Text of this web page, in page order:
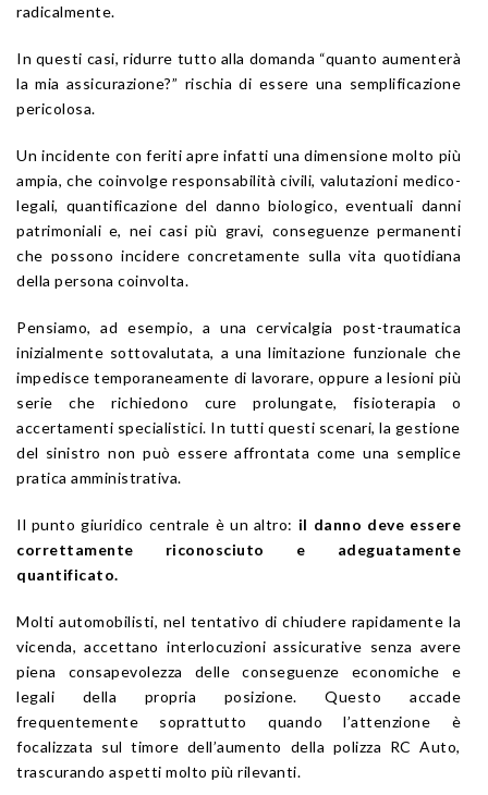
radicalmente.
In questi casi, ridurre tutto alla domanda “quanto aumenterà
la mia assicurazione?” rischia di essere una semplificazione
pericolosa.
Un incidente con feriti apre infatti una dimensione molto più
ampia, che coinvolge responsabilità civili, valutazioni medico-
legali, quantificazione del danno biologico, eventuali danni
patrimoniali e, nei casi più gravi, conseguenze permanenti
che possono incidere concretamente sulla vita quotidiana
della persona coinvolta.
Pensiamo, ad esempio, a una cervicalgia post-traumatica
inizialmente sottovalutata, a una limitazione funzionale che
impedisce temporaneamente di lavorare, oppure a lesioni più
serie che richiedono cure prolungate, fisioterapia o
accertamenti specialistici. In tutti questi scenari, la gestione
del sinistro non può essere affrontata come una semplice
pratica amministrativa.
Il punto giuridico centrale è un altro: il danno deve essere
correttamente riconosciuto e adeguatamente
quantificato.
Molti automobilisti, nel tentativo di chiudere rapidamente la
vicenda, accettano interlocuzioni assicurative senza avere
piena consapevolezza delle conseguenze economiche e
legali della propria posizione. Questo accade
frequentemente soprattutto quando l’attenzione è
focalizzata sul timore dell’aumento della polizza RC Auto,
trascurando aspetti molto più rilevanti.